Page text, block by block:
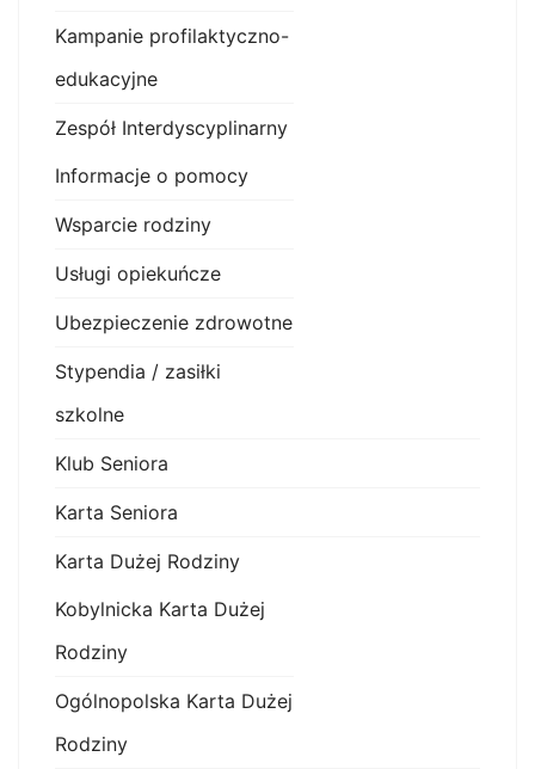
Kampanie profilaktyczno-
edukacyjne
Zespół Interdyscyplinarny
Informacje o pomocy
Wsparcie rodziny
Usługi opiekuńcze
Ubezpieczenie zdrowotne
Stypendia / zasiłki
szkolne
Klub Seniora
Karta Seniora
Karta Dużej Rodziny
Kobylnicka Karta Dużej
Rodziny
Ogólnopolska Karta Dużej
Rodziny